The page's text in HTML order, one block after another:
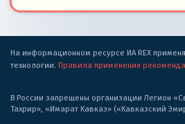
На информационном ресурсе ИА REX
технологии. Правила применения
В России запрещены организации Легион
Тахрир», «Имарат Кавказ» («Кавказский